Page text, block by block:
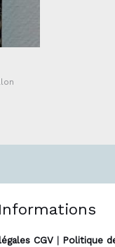
Informations
CGV | Politique